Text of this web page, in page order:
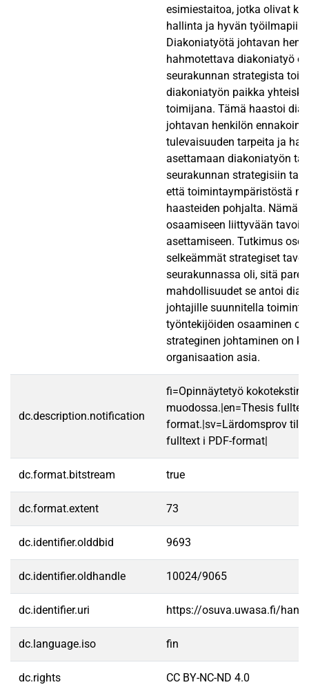
esimiestaitoa, jotka olivat
hallinta ja hyvän
Diakoniatyötä johtavan
hahmotettava diakoniatyö
seurakunnan strategista
diakoniatyön paikka
toimijana. Tämä haastoi
johtavan henkilön
tulevaisuuden tarpeita ja
asettamaan diakoniatyön
seurakunnan strategisiin
että toimintaympäristöstä
haasteiden pohjalta. Nämä
osaamiseen liittyvään
asettamiseen. Tutkimus
selkeämmät strategiset
seurakunnassa oli, sitä
mahdollisuudet se antoi
johtajille suunnitella
työntekijöiden osaaminen
strateginen johtaminen on
organisaation asia.
dc.description.notification
fi=Opinnäytetyö kokotekstinä
muodossa.|en=Thesis
format.|sv=Lärdomsprov
fulltext i PDF-format|
dc.format.bitstream true
dc.format.extent 73
dc.identifier.olddbid 9693
dc.identifier.oldhandle 10024/9065
dc.identifier.uri https://osuva.uwasa.fi/
dc.language.iso fin
dc.rights CC BY-NC-ND 4.0